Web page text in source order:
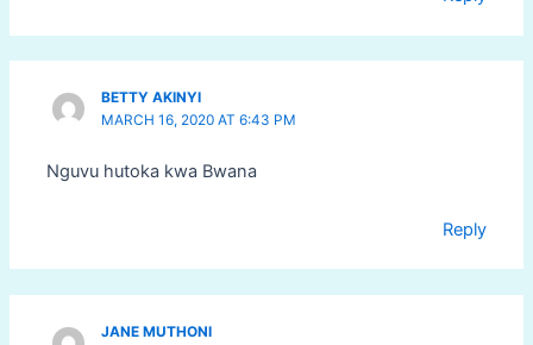
BETTY AKINYI
MARCH 16, 2020 AT 6:43 PM
Nguvu hutoka kwa Bwana
Reply
JANE MUTHONI